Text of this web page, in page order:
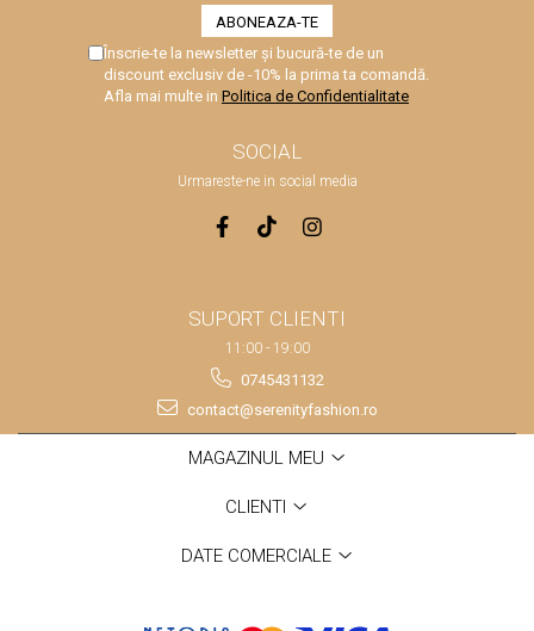
Înscrie-te la newsletter și bucură-te de un
discount exclusiv de -10% la prima ta comandă.
Afla mai multe in Politica de Confidentialitate
SOCIAL
Urmareste-ne in social media
SUPORT CLIENTI
11:00 - 19:00
0745431132
contact@serenityfashion.ro
MAGAZINUL MEU
CLIENTI
DATE COMERCIALE